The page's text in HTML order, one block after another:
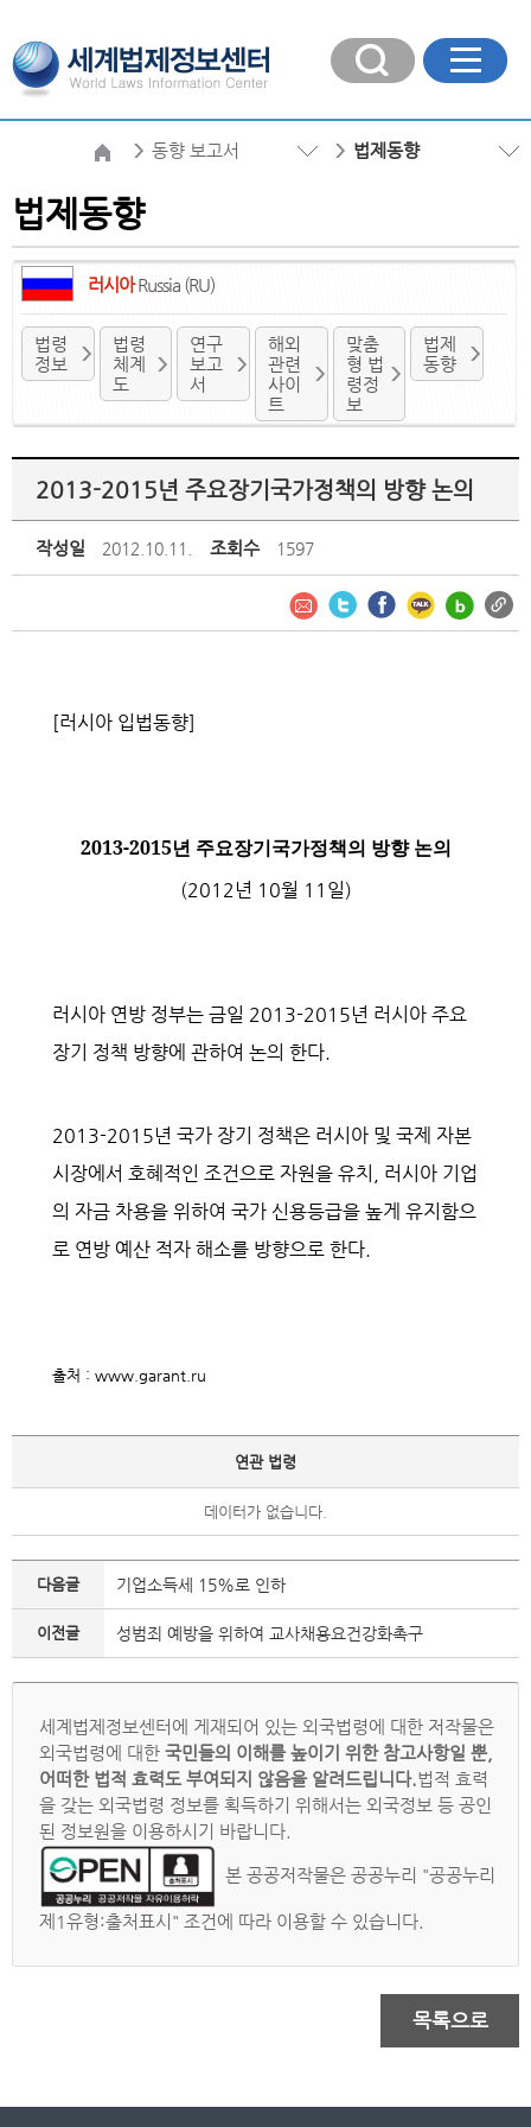
동향 보고서 법제동향
법제동향
러시아Russia (RU)
법령
정보
법령
체계
도
연구
보고
서
해외
관련
사이
트
맞춤
형 법
령정
보
법제
동향
2013-2015년 주요장기국가정책의 방향 논의
작성일 2012.10.11. 조회수 1597
[러시아 입법동향]
2013-2015년 주요장기국가정책의 방향 논의
(2012 년 10월 11 일)
러시아 연방 정부는 금일 2013-2015년 러시아 주요
장기 정책 방향에 관하여 논의 한다.
2013-2015년 국가 장기 정책은 러시아 및 국제 자본
시장에서 호혜적인 조건으로 자원을 유치
러시아 기업
의 자금 차용을 위하여 국가 신용등급을 높게 유지함으
로 연방 예산 적자 해소를 방향으로 한다.
출처 : www.garant.ru
연관 법령
데이터가 없습니다.
다음글 기업소득세 15%로 인하
이전글 성범죄 예방을 위하여 교사채용요건강화촉구
세계법제정보센터에 게재되어 있는 외국법령에 대한 저작물은
외국법령에 대한 국민들의 이해를 높이기 위한 참고사항일 뿐,
어떠한 법적 효력도 부여되지 않음을 알려드립니다.법적 효력
을 갖는 외국법령 정보를 획득하기 위해서는 외국정보 등 공인
된 정보원을 이용하시기 바랍니다.
본 공공저작물은 공공누리 "공공누리
제1유형:출처표시" 조건에 따라 이용할 수 있습니다.
목록으로